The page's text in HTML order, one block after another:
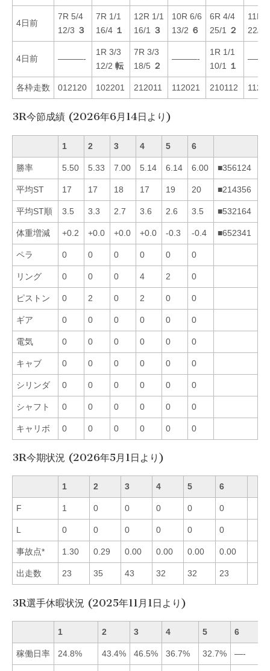
4日前
7R 5/4
12/3 ３
7R 1/1
16/4 １
12R 1/1
16/1
３
10R 6/6
13/2 ６
6R 4/4
25/1
２
11R
22/2
4日前 ———-
1R 3/3
12/2 転
7R 3/3
18/5 ２
———-
1R 1/1
10/1
１
各枠走数 012120 102201 212011 112021 210112
3R今節成績 (2026年6月14日より)
1 2 3 4 5 6
勝率 5.50 5.33 7.00 5.14 6.14 6.00 ■356124
平均ST 17 17 18 17 19 20 ■214356
平均ST順 3.5 3.3 2.7 3.6 2.6 3.5 ■532164
体重増減 +0.2 +0.0 +0.0 +0.0 -0.3 -0.4 ■652341
ペラ 0 0 0 0 0 0
リング 0 0 0 4 2 0
ピストン 0 2 0 2 0 0
ギア 0 0 0 0 0 0
電気 0 0 0 0 0 0
キャブ 0 0 0 0 0 0
シリンダ 0 0 0 0 0 0
シャフト 0 0 0 0 0 0
キャリボ 0 0 0 0 0 0
3R今期状況 (2026年5月1日より)
1 2 3 4 5 6
F 1 0 0 0 0 0
L 0 0 0 0 0 0
事故点* 1.30 0.29 0.00 0.00 0.00 0.00
出走数 23 35 43 32 32 23
3R選手休暇状況 (2025年11月1日より)
1 2 3 4 5 6
稼働日率 24.8% 43.4% 46.5% 36.7% 32.7% —-